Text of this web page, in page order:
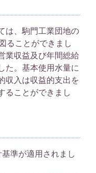
は、駒門工業団地の
ることができまし
業収益及び年間総給
た。基本使用水量に
収入は収益的支出を
ることができまし
準が適用されまし